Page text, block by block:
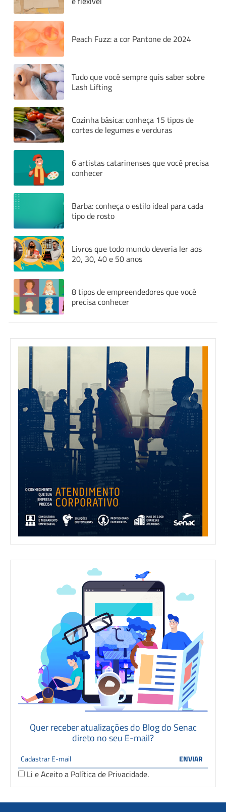
Peach Fuzz: a cor Pantone de 2024
Tudo que você sempre quis saber sobre
Lash Lifting
Cozinha básica: conheça 15 tipos de
cortes de legumes e verduras
6 artistas catarinenses que você precisa
conhecer
Barba: conheça o estilo ideal para cada
tipo de rosto
Livros que todo mundo deveria ler aos
20, 30, 40 e 50 anos
8 tipos de empreendedores que você
precisa conhecer
Quer receber atualizações do Blog do Senac
direto no seu E-mail?
Li e Aceito a Política de Privacidade.